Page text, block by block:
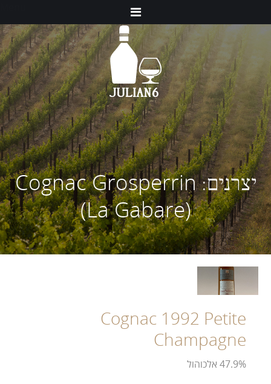
יצרנים:Cognac Grosperrin
(La Gabare)
Cognac 1992 Petite
Champagne
47.9% אלכוהול